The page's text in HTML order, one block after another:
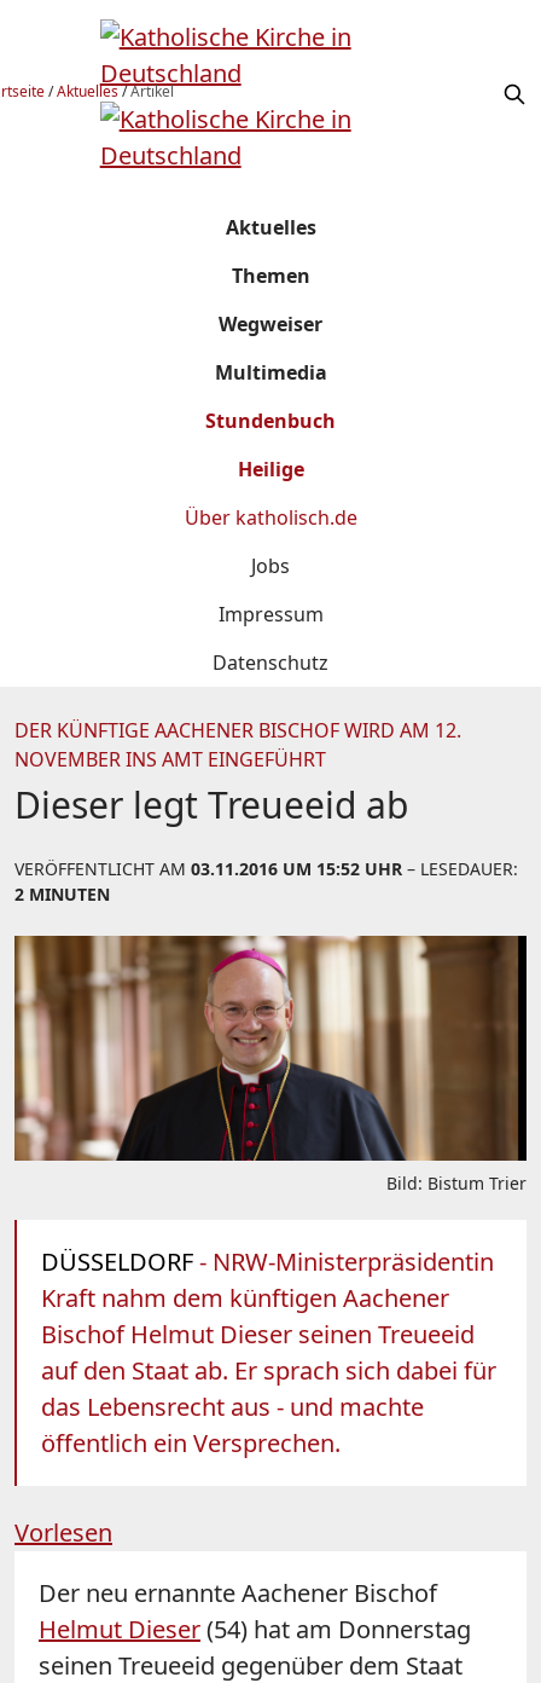
/Aktuelles/Artikel
Aktuelles
Themen
Wegweiser
Multimedia
Stundenbuch
Heilige
Über katholisch.de
Jobs
Impressum
Datenschutz
DER KÜNFTIGE AACHENER BISCHOF WIRD AM 12.
NOVEMBER INS AMT EINGEFÜHRT
Dieser legt Treueeid ab
VERÖFFENTLICHT AM 03.11.2016 UM 15:52 UHR – LESEDAUER:
2 MINUTEN
Bild: Bistum Trier
DÜSSELDORF- NRW-Ministerpräsidentin
Kraft nahm dem künftigen Aachener
Bischof Helmut Dieser seinen Treueeid
auf den Staat ab. Er sprach sich dabei für
das Lebensrecht aus - und machte
öffentlich ein Versprechen.
Vorlesen
Der neu ernannte Aachener Bischof
Helmut Dieser(54) hat am Donnerstag
seinen Treueeid gegenüber dem Staat